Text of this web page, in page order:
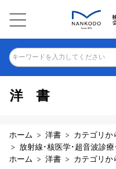
キーワードを入力してください
洋書
ホーム 洋書 カテゴリか
放射線･核医学･超音波診
ホーム
洋書 カテゴリか